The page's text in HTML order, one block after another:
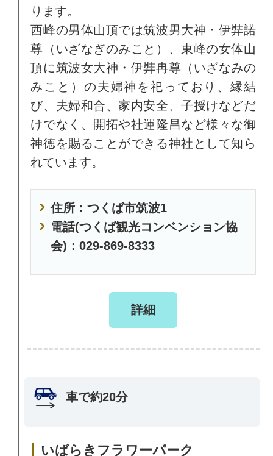
ります。
西峰の男体山頂では筑波男大神・伊弉諾
尊（いざなぎのみこと）、東峰の女体山
頂に筑波女大神・伊弉冉尊（いざなみの
みこと）の夫婦神を祀っており、縁結
び、夫婦和合、家内安全、子授けなどだ
けでなく、開拓や社運隆昌など様々な御
神徳を賜ることができる神社として知ら
れています。
住所：つくば市筑波1
電話(つくば観光コンベンション協
会)：029-869-8333
詳細
車で約20分
いばらきフラワーパーク